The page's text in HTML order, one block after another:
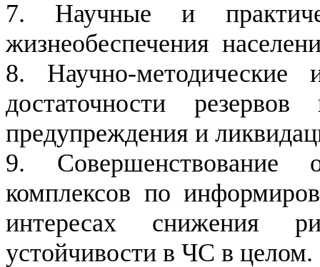
7. Научные и
жизнеобеспечения
8. Научно-методические
достаточности
предупреждения и
9. Совершенствование
комплексов по
интересах снижения
устойчивости в ЧС в целом.